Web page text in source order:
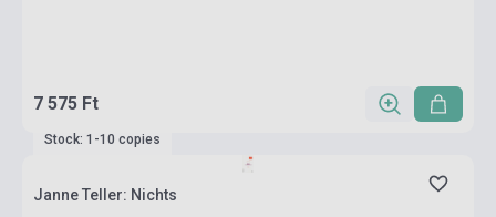
7 575 Ft
Stock: 1-10 copies
Janne Teller: Nichts